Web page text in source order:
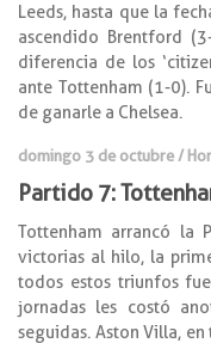
Leeds, hasta que la
ascendido Brentford
diferencia de los
ante Tottenham (1-0).
de ganarle a Chelsea.
domingo 3 de octubre /
Partido 7:
Tottenham arrancó la
victorias al hilo, la
todos estos triunfos
jornadas les costó
seguidas. Aston Villa,